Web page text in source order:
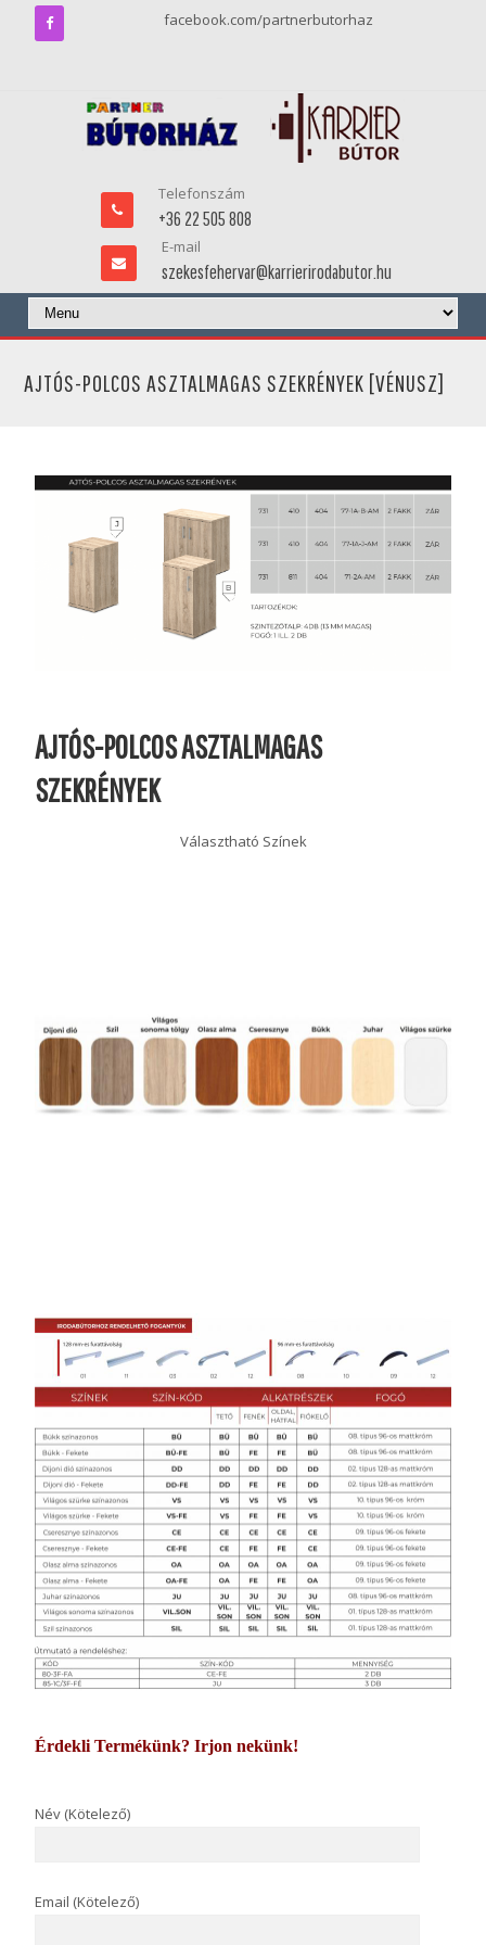
facebook.com/partnerbutorhaz
Telefonszám
+36 22 505 808
E-mail
szekesfehervar@karrierirodabutor.hu
AJTÓS-POLCOS ASZTALMAGAS SZEKRÉNYEK [VÉNUSZ]
AJTÓS-POLCOS ASZTALMAGAS
SZEKRÉNYEK
Választható Színek
Érdekli Termékünk? Irjon nekünk!
Név (Kötelező)
Email (Kötelező)